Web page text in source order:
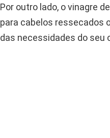
Por outro lado, o vinagre
para cabelos ressecados
das necessidades do seu